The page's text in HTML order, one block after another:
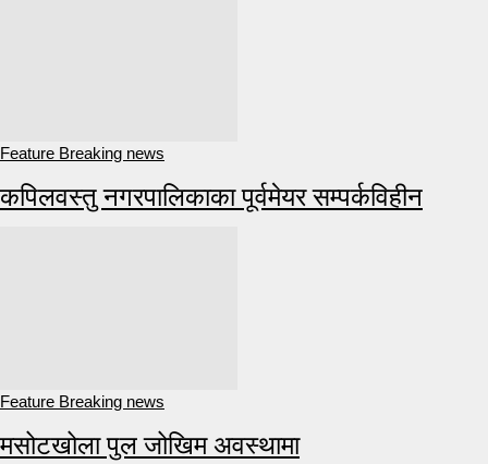
Feature Breaking news
कपिलवस्तु नगरपालिकाका पूर्वमेयर सम्पर्कविहीन
Feature Breaking news
मसोटखोला पुल जोखिम अवस्थामा